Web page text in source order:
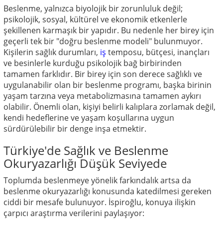
Beslenme, yalnızca biyolojik bir zorunluluk değil;
psikolojik, sosyal, kültürel ve ekonomik etkenlerle
şekillenen karmaşık bir yapıdır. Bu nedenle her birey için
geçerli tek bir "doğru beslenme modeli" bulunmuyor.
Kişilerin sağlık durumları, iş temposu, bütçesi, inançları
ve besinlerle kurduğu psikolojik bağ birbirinden
tamamen farklıdır. Bir birey için son derece sağlıklı ve
uygulanabilir olan bir beslenme programı, başka birinin
yaşam tarzına veya metabolizmasına tamamen aykırı
olabilir. Önemli olan, kişiyi belirli kalıplara zorlamak değil,
kendi hedeflerine ve yaşam koşullarına uygun
sürdürülebilir bir denge inşa etmektir.
Türkiye'de Sağlık ve Beslenme
Okuryazarlığı Düşük Seviyede
Toplumda beslenmeye yönelik farkındalık artsa da
beslenme okuryazarlığı konusunda katedilmesi gereken
ciddi bir mesafe bulunuyor. İspiroğlu, konuya ilişkin
çarpıcı araştırma verilerini paylaşıyor: